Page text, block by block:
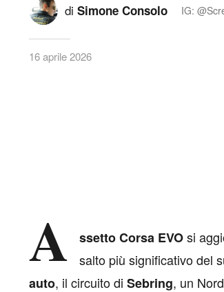
di Simone Consolo IG:
16 aprile 2026
A ssetto Corsa EVOsi
salto più significativo del
auto, il circuito di Sebring, un